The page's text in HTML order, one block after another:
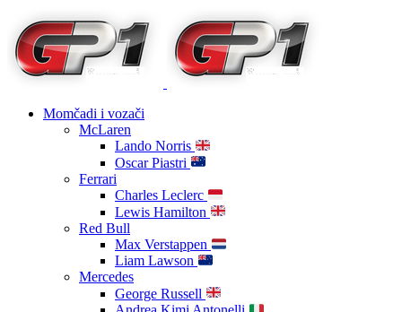
Momčadi i vozači
McLaren
Lando Norris
Oscar Piastri
Ferrari
Charles Leclerc
Lewis Hamilton
Red Bull
Max Verstappen
Liam Lawson
Mercedes
George Russell